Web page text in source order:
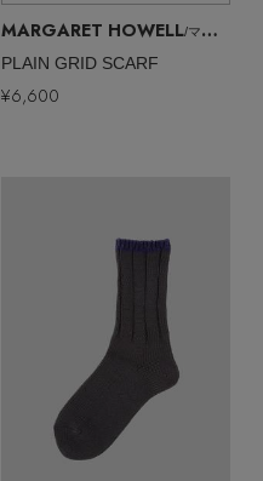
MARGARET HOWELL/マーガレット・ハウエル
PLAIN GRID SCARF
¥6,600